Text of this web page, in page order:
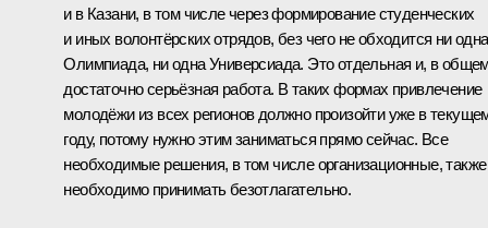
и в Казани, в том числе через формирование студенческих
и иных волонтёрских отрядов, без чего не обходится ни одна
Олимпиада, ни одна Универсиада. Это отдельная и, в
достаточно серьёзная работа. В таких формах привлечение
молодёжи из всех регионов должно произойти уже в
году, потому нужно этим заниматься прямо сейчас. Все
необходимые решения, в том числе организационные, также
необходимо принимать безотлагательно.